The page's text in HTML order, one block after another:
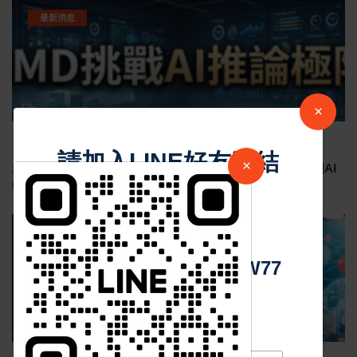
最新消息
AMD與Cerebras攜手AI推論突破 OpenAI研究員肯定美國AI
晶片合作加速競爭
最新消息
×
請加入LINE好友連結
中 華 超 傳 媒
Https://reurl.cc/adqW77
×